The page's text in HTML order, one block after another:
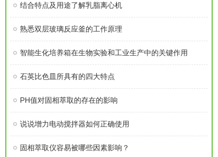
结合特点及用途了解乳脂离心机
熟悉双层玻璃反应釜的工作原理
智能生化培养箱在生物实验和工业生产中的关键作用
石英比色皿所具有的四大特点
PH值对固相萃取的存在的影响
说说增力电动搅拌器如何正确使用
固相萃取仪容易被哪些因素影响？